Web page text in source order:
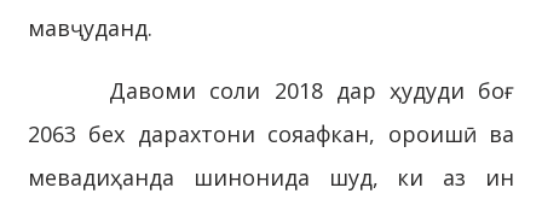
мавҷуданд.
Давоми соли 2018 дар ҳудуди боғ
2063 бех дарахтони сояафкан, ороишӣ ва
мевадиҳанда шинонида шуд, ки аз ин